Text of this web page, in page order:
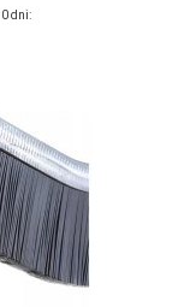
dni: